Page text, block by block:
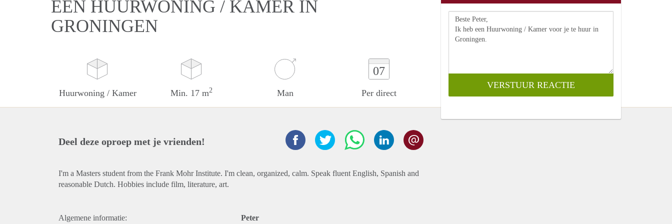
EEN HUURWONING / KAMER IN
GRONINGEN
Huurwoning / Kamer Min. 17 m2 Man
07
Per direct
Deel deze oproep met je vrienden!
I'm a Masters student from the Frank Mohr Institute. I'm clean, organized, calm. Speak fluent English, Spanish and
reasonable Dutch. Hobbies include film, literature, art.
Algemene informatie: Peter